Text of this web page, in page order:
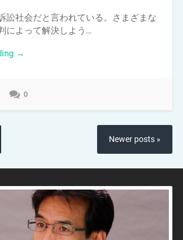
訟社会だと言われている。さまざまな
によって解決しよう…
→
0
Newer posts »